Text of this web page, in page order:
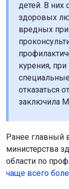
детей. В них
здоровых
вредных
курения,
отказаться
заключила
Ранее главный
министерства
области по
чаще всего